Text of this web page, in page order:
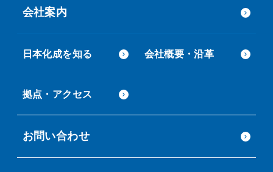
会社案内
日本化成を知る 会社概要・沿革
拠点・アクセス
お問い合わせ